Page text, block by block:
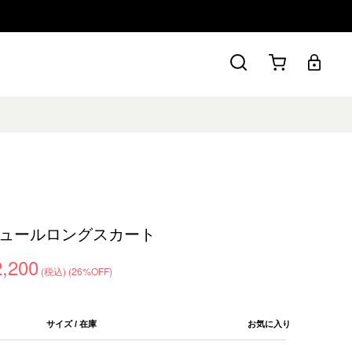
ールロングスカート
(税込) (26%OFF)
サイズ / 在庫 お気に入り